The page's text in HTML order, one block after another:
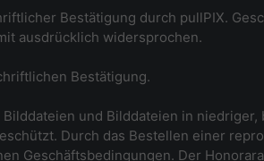
Bestätigung durch pullPIX.
ausdrücklich widersprochen.
Bestätigung.
und Bilddateien in
Durch das Bestellen einer
Geschäftsbedingungen. Der